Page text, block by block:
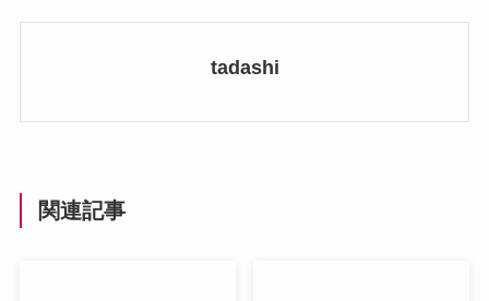
tadashi
関連記事